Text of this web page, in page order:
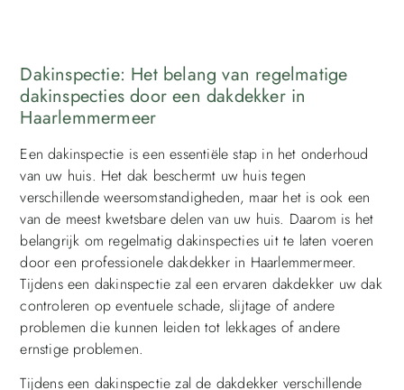
Dakinspectie: Het belang van regelmatige
dakinspecties door een dakdekker in
Haarlemmermeer
Een dakinspectie is een essentiële stap in het onderhoud
van uw huis. Het dak beschermt uw huis tegen
verschillende weersomstandigheden, maar het is ook een
van de meest kwetsbare delen van uw huis. Daarom is het
belangrijk om regelmatig dakinspecties uit te laten voeren
door een professionele dakdekker in Haarlemmermeer.
Tijdens een dakinspectie zal een ervaren dakdekker uw dak
controleren op eventuele schade, slijtage of andere
problemen die kunnen leiden tot lekkages of andere
ernstige problemen.
Tijdens een dakinspectie zal de dakdekker verschillende